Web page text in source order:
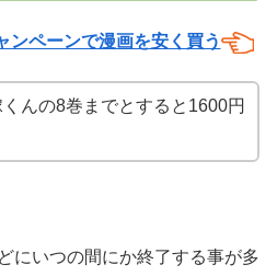
ンペーンで漫画を安く買う
んの8巻までとすると1600円
にいつの間にか終了する事が多